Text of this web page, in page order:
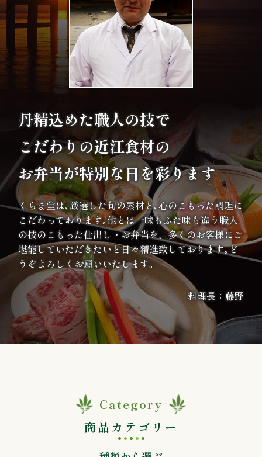
わ
注
方
法・
配
エ
リ
ア
お
座
敷
丹精込めた職人の技で
こだわりの近江食材の
お弁当が特別な日を彩ります
くらま堂は､厳選した旬の素材と､心のこもった調理に
こだわっております｡他とは一味もふた味も違う職人
の技のこもった仕出し・お弁当を、多くのお客様にご
堪能していただきたいと日々精進致しております｡ど
うぞよろしくお願いいたします｡
料理長：藤野
Category
商品カテゴリー